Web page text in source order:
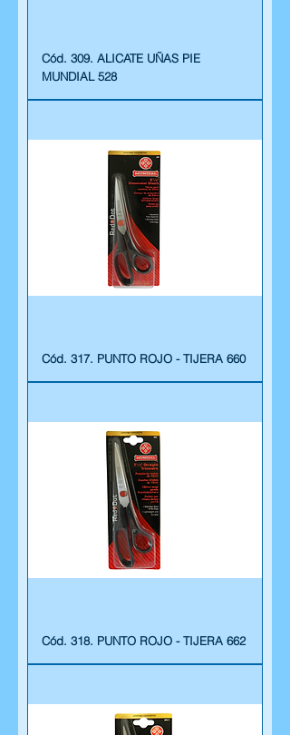
Cód. 309. ALICATE UÑAS PIE
MUNDIAL 528
Cód. 317. PUNTO ROJO - TIJERA 660
Cód. 318. PUNTO ROJO - TIJERA 662